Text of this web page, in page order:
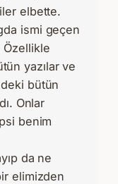
elbette.
ismi geçen
Özellikle
yazılar ve
bütün
Onlar
benim
da ne
elimizden